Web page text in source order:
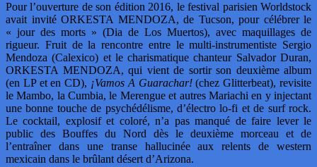
Pour l’ouverture de son édition 2016, le festival parisien Worldstock
avait invité ORKESTA MENDOZA, de Tucson, pour célébrer le
« jour des morts » (Dia de Los Muertos), avec maquillages de
rigueur. Fruit de la rencontre entre le multi-instrumentiste Sergio
Mendoza (Calexico) et le charismatique chanteur Salvador Duran,
ORKESTA MENDOZA, qui vient de sortir son deuxième album
(en LP et en CD), ¡Vamos A Guarachar!(chez Glitterbeat), revisite
le Mambo, la Cumbia, le Merengue et autres Mariachi en y injectant
une bonne touche de psychédélisme, d’électro lo-fi et de surf rock.
Le cocktail, explosif et coloré, n’a pas manqué de faire lever le
public des Bouffes du Nord dès le deuxième morceau et de
l’entraîner dans une transe hallucinée aux relents de western
mexicain dans le brûlant désert d’Arizona.